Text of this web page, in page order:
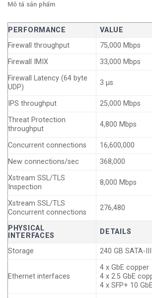
Mô tả sản phẩm
PERFORMANCE
VALUE
Firewall throughput
75,000 Mbps
Firewall IMIX
33,000 Mbps
Firewall Latency (64 byte
UDP)
3 µs
IPS throughput
25,000 Mbps
Threat Protection
throughput
4,800 Mbps
Concurrent connections
16,600,000
New connections/sec
368,000
Xstream SSL/TLS
Inspection
8,000 Mbps
Xstream SSL/TLS
Concurrent connections
276,480
PHYSICAL
INTERFACES
DETAILS
Storage 240 GB SATA-
Ethernet interfaces
4 x GbE copper
4 x 2.5 GbE
4 x SFP+ 10